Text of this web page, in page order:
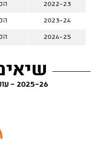
2022-23
2023-24
2024-25
2025-26 - עונה סדירה, קבוצה נוכחית